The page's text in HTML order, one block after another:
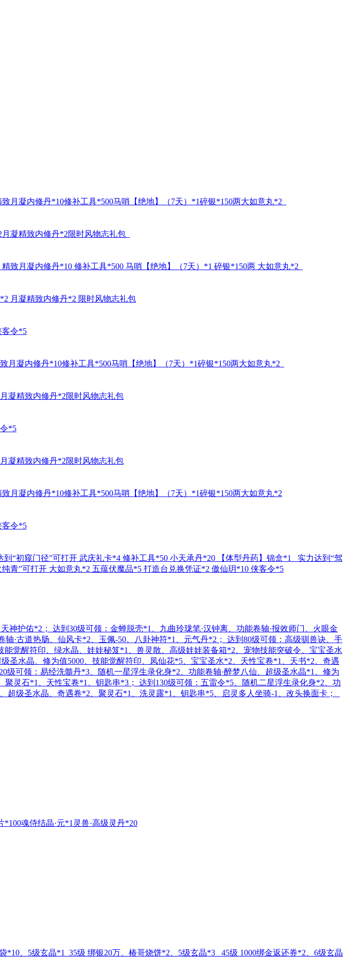
月凝内修丹*10修补工具*500马哨【绝地】（7天）*1碎银*150两大如意丸*2
凝精致内修丹*2限时风物志礼包
致月凝内修丹*10 修补工具*500 马哨【绝地】（7天）*1 碎银*150两 大如意丸*2
月凝精致内修丹*2 限时风物志礼包
客令*5
月凝内修丹*10修补工具*500马哨【绝地】（7天）*1碎银*150两大如意丸*2
凝精致内修丹*2限时风物志礼包
*5
凝精致内修丹*2限时风物志礼包
月凝内修丹*10修补工具*500马哨【绝地】（7天）*1碎银*150两大如意丸*2
客令*5
“初窥门径”可打开 武庆礼卡*4 修补工具*50 小天承丹*20 【体型丹药】锦盒*1 实力达到“驾
青”可打开 大如意丸*2 五蕴伏魔品*5 打造台兑换凭证*2 傲仙玥*10 侠客令*5
护佑*2； 达到30级可领：金蝉脱壳*1、九曲玲珑笔·汉钟离、功能卷轴·报效师门、火眼金
·古道热肠、仙风卡*2、玉佩-50、八卦神符*1、元气丹*2； 达到80级可领：高级驯兽诀、手
觉醒符印、绿水晶、娃娃秘笈*1、兽灵散、高级娃娃装备箱*2、宠物技能突破令、宝宝圣水
圣水晶、修为值5000、技能觉醒符印、凤仙花*5、宝宝圣水*2、天性宝卷*1、天书*2、奇遇
可领：易经洗髓丹*3、随机一星浮生录化身*2、功能卷轴·醉梦八仙、超级圣水晶*1、修为
灵石*1、天性宝卷*1、钥匙串*3； 达到130级可领：五雷令*5、随机二星浮生录化身*2、功
级圣水晶、奇遇卷*2、聚灵石*1、洗灵露*1、钥匙串*5、启灵多人坐骑-1、改头换面卡；
魂侍结晶·元*1灵兽·高级灵丹*20
、5级玄晶*1 35级 绑银20万、椿哥烧饼*2、5级玄晶*3 45级 1000绑金返还券*2、6级玄晶